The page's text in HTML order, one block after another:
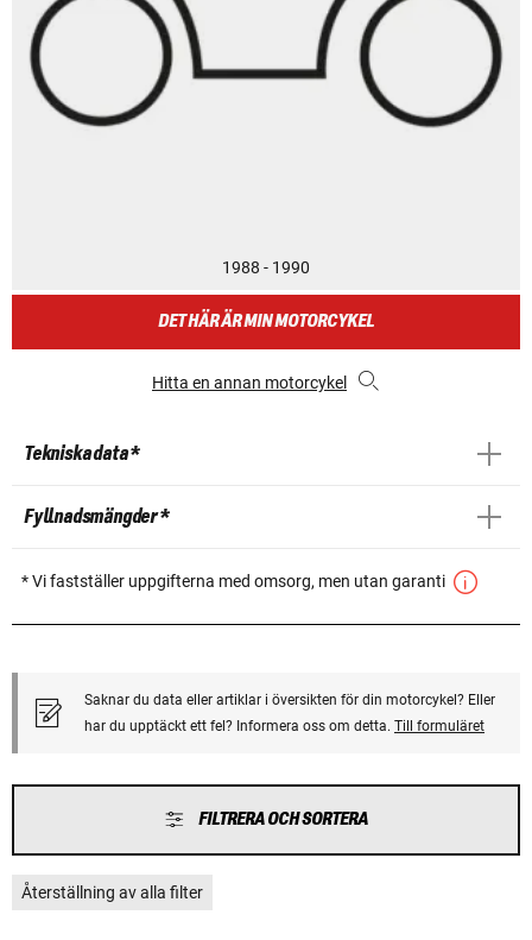
1988 - 1990
DET HÄR ÄR MIN MOTORCYKEL
Hitta en annan motorcykel
Tekniska data *
Fyllnadsmängder *
* Vi fastställer uppgifterna med omsorg, men utan garanti
Saknar du data eller artiklar i översikten för din motorcykel? Eller
har du upptäckt ett fel? Informera oss om detta. Till formuläret
FILTRERA OCH SORTERA
Återställning av alla filter